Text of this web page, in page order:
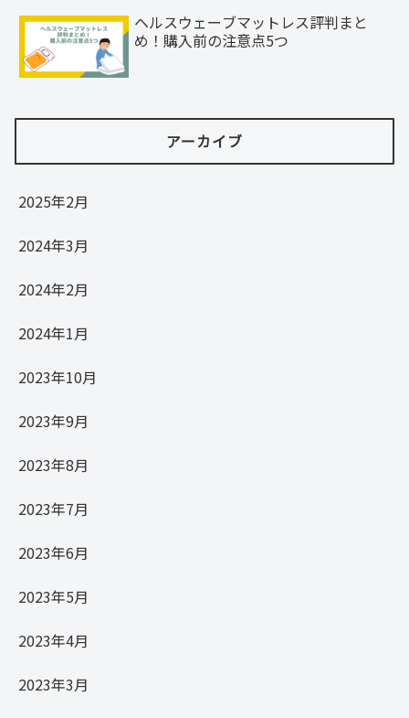
ヘルスウェーブマットレス評判まと
め！購入前の注意点5つ
アーカイブ
2025年2月
2024年3月
2024年2月
2024年1月
2023年10月
2023年9月
2023年8月
2023年7月
2023年6月
2023年5月
2023年4月
2023年3月